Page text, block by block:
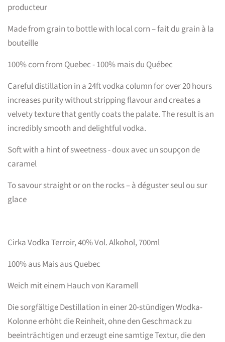
producteur
Made from grain to bottle with local corn – fait du grain à la
bouteille
100% corn from Quebec - 100% mais du Québec
Careful distillation in a 24ft vodka column for over 20 hours
increases purity without stripping flavour and creates a
velvety texture that gently coats the palate. The result is an
incredibly smooth and delightful vodka.
Soft with a hint of sweetness -doux avec un soupçon de
caramel
To savour straight or on the rocks – à déguster seul ou sur
glace
Cirka Vodka Terroir, 40% Vol. Alkohol, 700ml
100% aus Mais aus Quebec
Weich mit einem Hauch von Karamell
Die sorgfältige Destillation in einer 20-stündigen Wodka-
Kolonne erhöht die Reinheit, ohne den Geschmack zu
beeinträchtigen und erzeugt eine samtige Textur, die den